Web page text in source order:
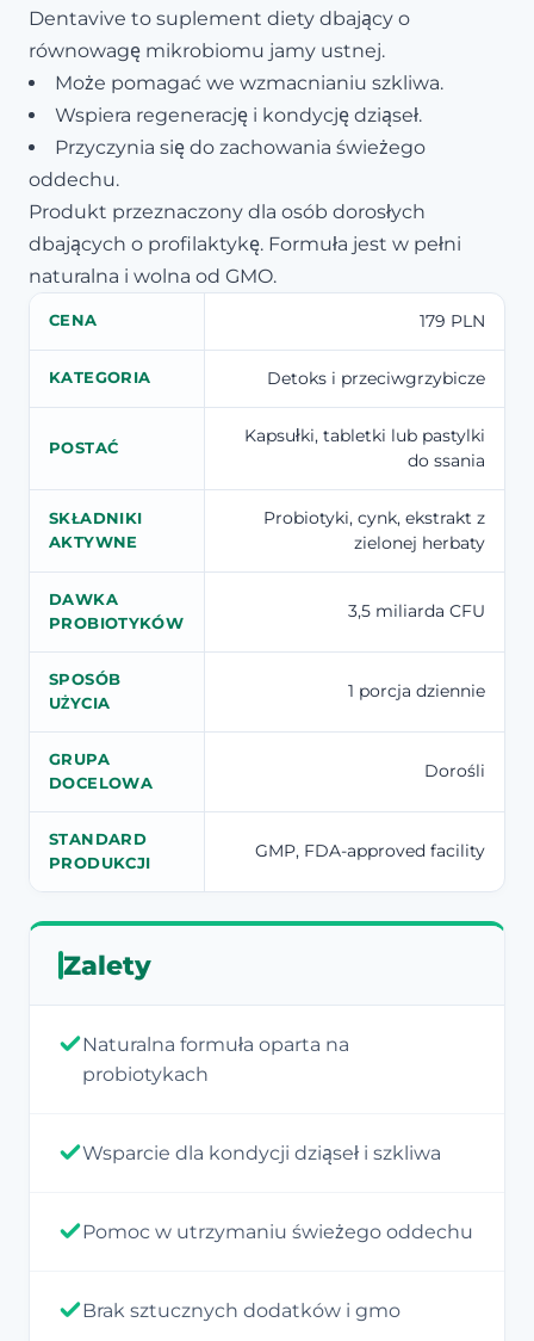
Dentavive to suplement diety dbający o
równowagę mikrobiomu jamy ustnej.
Może pomagać we wzmacnianiu szkliwa.
Wspiera regenerację i kondycję dziąseł.
Przyczynia się do zachowania świeżego
oddechu.
Produkt przeznaczony dla osób dorosłych
dbających o profilaktykę. Formuła jest w pełni
naturalna i wolna od GMO.
CENA 179 PLN
KATEGORIA Detoks i przeciwgrzybicze
POSTAĆ
Kapsułki, tabletki lub pastylki
do ssania
SKŁADNIKI
AKTYWNE
Probiotyki, cynk, ekstrakt z
zielonej herbaty
DAWKA
PROBIOTYKÓW
3,5 miliarda CFU
SPOSÓB
UŻYCIA
1 porcja dziennie
GRUPA
DOCELOWA
Dorośli
STANDARD
PRODUKCJI
GMP, FDA-approved facility
Zalety
Naturalna formuła oparta na
probiotykach
Wsparcie dla kondycji dziąseł i szkliwa
Pomoc w utrzymaniu świeżego oddechu
Brak sztucznych dodatków i gmo